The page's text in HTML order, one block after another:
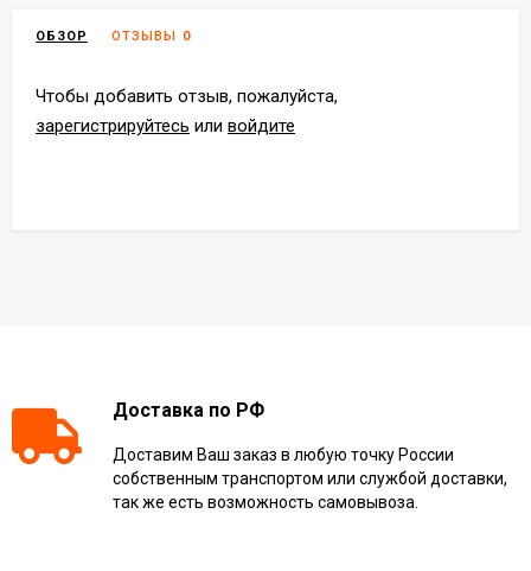
ОБЗОР ОТЗЫВЫ 0
Чтобы добавить отзыв, пожалуйста,
зарегистрируйтесь или войдите
Доставка по РФ
Доставим Ваш заказ в любую точку России
собственным транспортом или службой доставки,
так же есть возможность самовывоза.